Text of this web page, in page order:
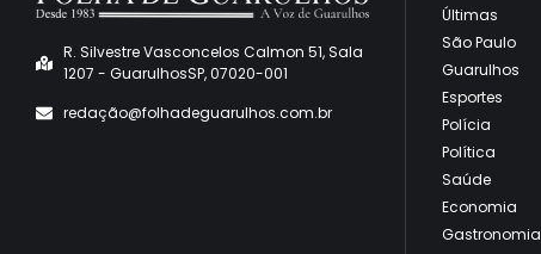
R. Silvestre Vasconcelos Calmon 51, Sala
1207 - GuarulhosSP, 07020-001
redação@folhadeguarulhos.com.br
Últimas
São Paulo
Guarulhos
Esportes
Polícia
Política
Saúde
Economia
Gastronomia